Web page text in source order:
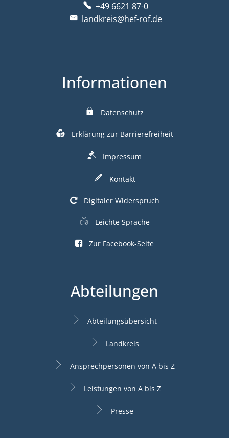
+49 6621 87-0
landkreis@hef-rof.de
Informationen
Datenschutz
Erklärung zur Barrierefreiheit
Impressum
Kontakt
Digitaler Widerspruch
Leichte Sprache
Zur Facebook-Seite
Abteilungen
Abteilungsübersicht
Landkreis
Ansprechpersonen von A bis Z
Leistungen von A bis Z
Presse